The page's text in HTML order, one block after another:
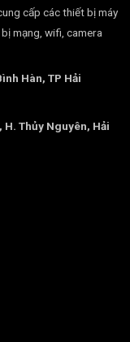
cấp các thiết bị máy
mạng, wifi, camera
Hàn, TP Hải
Thủy Nguyên, Hải